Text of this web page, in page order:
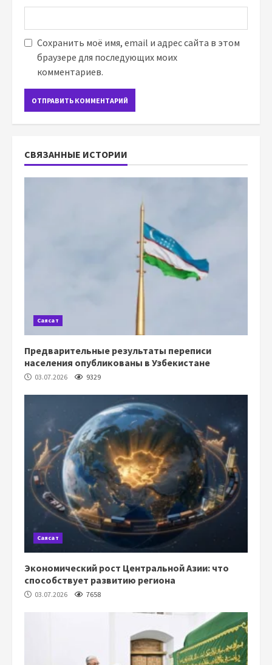
Сохранить моё имя, email и адрес сайта в этом
браузере для последующих моих
комментариев.
СВЯЗАННЫЕ ИСТОРИИ
Саясат
Предварительные результаты переписи
населения опубликованы в Узбекистане
03.07.2026 9329
Саясат
Экономический рост Центральной Азии: что
способствует развитию региона
03.07.2026 7658